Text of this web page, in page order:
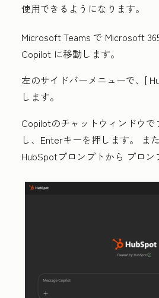
使用できるようになります。
Microsoft Teams で Microsoft
Copilot に移動します。
左のサイドバーメニューで、[
します。
Copilotのチャットウィンドウで
し、 Enterキーを押します。 ま
HubSpotプロンプトから プロン